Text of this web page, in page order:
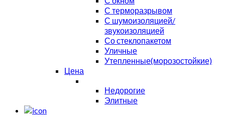
С терморазрывом
С шумоизоляцией/
звукоизоляцией
Со стеклопакетом
Уличные
Утепленные(морозостойкие)
Цена
Недорогие
Элитные